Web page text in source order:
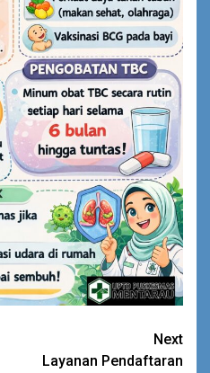
Next
Layanan Pendaftaran